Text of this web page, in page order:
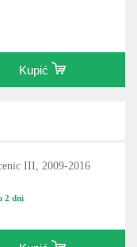
Kupić
III, 2009-2016
2 dni